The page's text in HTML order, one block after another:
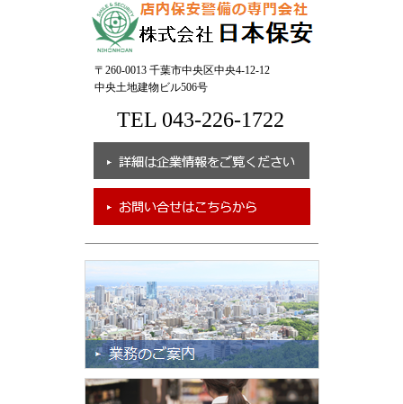
〒260-0013 千葉市中央区中央4-12-12
中央土地建物ビル506号
TEL 043-226-1722